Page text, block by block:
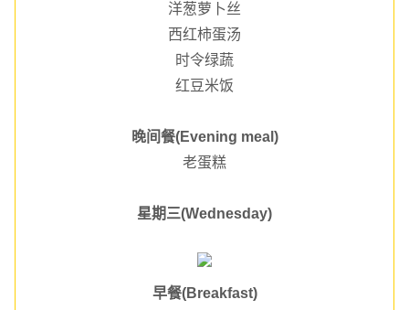
洋葱萝卜丝
西红柿蛋汤
时令绿蔬
红豆米饭
晚间餐(Evening meal)
老蛋糕
星期三(Wednesday)
早餐(Breakfast)